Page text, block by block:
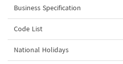
Business Specification
Code List
National Holidays